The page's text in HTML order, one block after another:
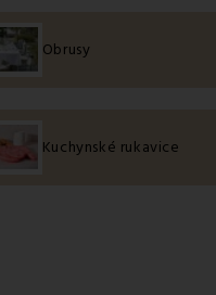
Obrusy
Kuchynské rukavice